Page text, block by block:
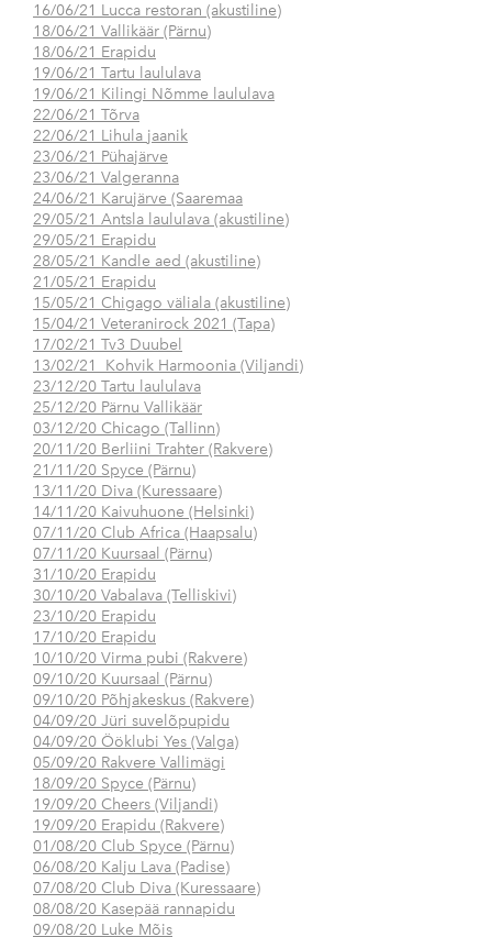
16/06/21 Lucca restoran (akustiline)
18/06/21 Vallikäär (Pärnu)
18/06/21 Erapidu
19/06/21 Tartu laululava
19/06/21 Kilingi Nõmme laululava
22/06/21 Tõrva
22/06/21 Lihula jaanik
23/06/21 Pühajärve
23/06/21 Valgeranna
24/06/21 Karujärve (Saaremaa
29/05/21 Antsla laululava (akustiline)
29/05/21 Erapidu
28/05/21 Kandle aed (akustiline)
21/05/21 Erapidu
15/05/21 Chigago väliala (akustiline)
15/04/21 Veteranirock 2021 (Tapa)
17/02/21 Tv3 Duubel
13/02/21 Kohvik Harmoonia (Viljandi)
23/12/20 Tartu laululava
25/12/20 Pärnu Vallikäär
03/12/20 Chicago (Tallinn)
20/11/20 Berliini Trahter (Rakvere)
21/11/20 Spyce (Pärnu)
13/11/20 Diva (Kuressaare)
14/11/20 Kaivuhuone (Helsinki)
07/11/20 Club Africa (Haapsalu)
07/11/20 Kuursaal (Pärnu)
31/10/20 Erapidu
30/10/20 Vabalava (Telliskivi)
23/10/20 Erapidu
17/10/20 Erapidu
10/10/20 Virma pubi (Rakvere)
09/10/20 Kuursaal (Pärnu)
09/10/20 Põhjakeskus (Rakvere)
04/09/20 Jüri suvelõpupidu
04/09/20 Ööklubi Yes (Valga)
05/09/20 Rakvere Vallimägi
18/09/20 Spyce (Pärnu)
19/09/20 Cheers (Viljandi)
19/09/20 Erapidu (Rakvere)
01/08/20 Club Spyce (Pärnu)
06/08/20 Kalju Lava (Padise)
07/08/20 Club Diva (Kuressaare)
08/08/20 Kasepää rannapidu
09/08/20 Luke Mõis